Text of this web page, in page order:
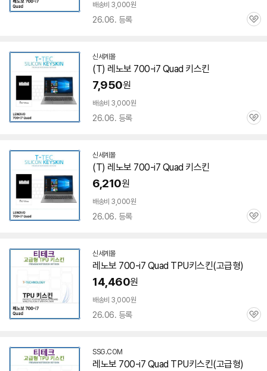
배송비 3,000원
26.06. 등록
관
신세계몰
(T) 레노보 700-i7 Quad 키스킨
7,950원
배송비 3,000원
26.06. 등록
관
신세계몰
(T) 레노보 700-i7 Quad 키스킨
6,210원
배송비 3,000원
26.06. 등록
관
신세계몰
레노보 700-i7 Quad TPU키스킨(고급형)
14,460원
배송비 3,000원
26.06. 등록
관
SSG.COM
레노보 700-i7 Quad TPU키스킨(고급형)